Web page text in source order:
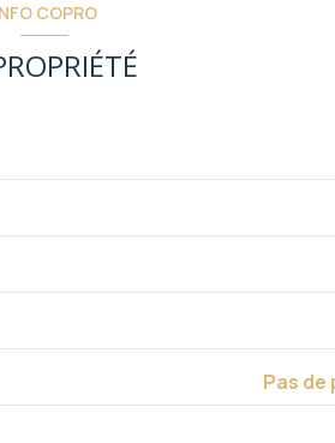
cave
quartier Nice Ouest
COPRO
Pas